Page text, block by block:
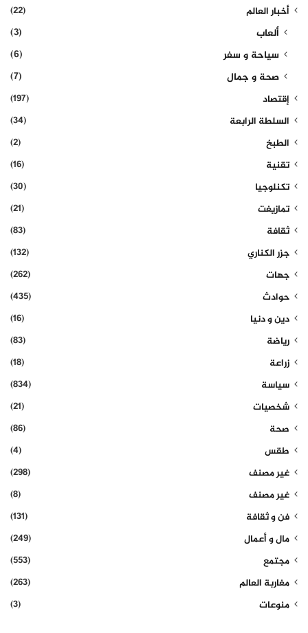
أخبار العالم
(22)
ألعاب
(3)
سياحة و سفر
(6)
صحة و جمال
(7)
إقتصاد
(197)
السلطة الرابعة
(34)
الطبخ
(2)
تقنية
(16)
تكنلوجيا
(30)
تمازيغت
(21)
ثقافة
(83)
جزر الكناري
(132)
جهات
(262)
حوادث
(435)
دين و دنيا
(16)
رياضة
(83)
زراعة
(18)
سياسة
(834)
شخصيات
(21)
صحة
(86)
طقس
(4)
غير مصنف
(298)
غير مصنف
(8)
فن و ثقافة
(131)
مال و أعمال
(249)
مجتمع
(553)
مغاربة العالم
(263)
منوعات
(3)